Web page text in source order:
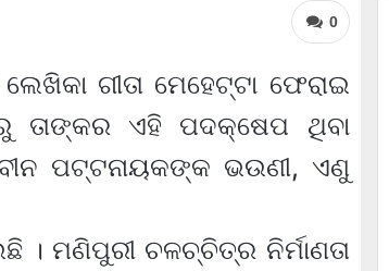
0
ଗୀତା ମେହେଟ୍ଟା ଫେରାଇ
ତାଙ୍କର ଏହି ପଦକ୍ଷେପ ଥିବା
ପଟ୍ଟନାୟକଙ୍କ ଭଉଣୀ, ଏଣୁ
। ମଣିପୁରୀ ଚଳଚ୍ଚିତ୍ର ନିର୍ମାଣତା